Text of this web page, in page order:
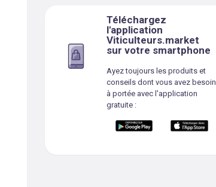
Téléchargez
l'application
Viticulteurs.market
sur votre smartphone
Ayez toujours les produits et
conseils dont vous avez besoin
à portée avec l'application
gratuite :